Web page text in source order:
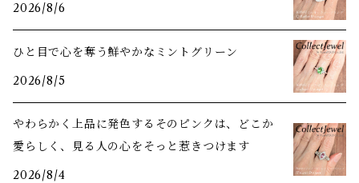
2026/8/6
ひと目で心を奪う鮮やかなミントグリーン
2026/8/5
やわらかく上品に発色するそのピンクは、どこか
愛らしく、見る人の心をそっと惹きつけます
2026/8/4